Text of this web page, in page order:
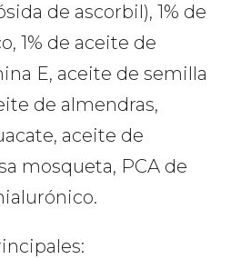
de ascorbil), 1% de
1% de aceite de
E, aceite de semilla
de almendras,
aceite de
mosqueta, PCA de